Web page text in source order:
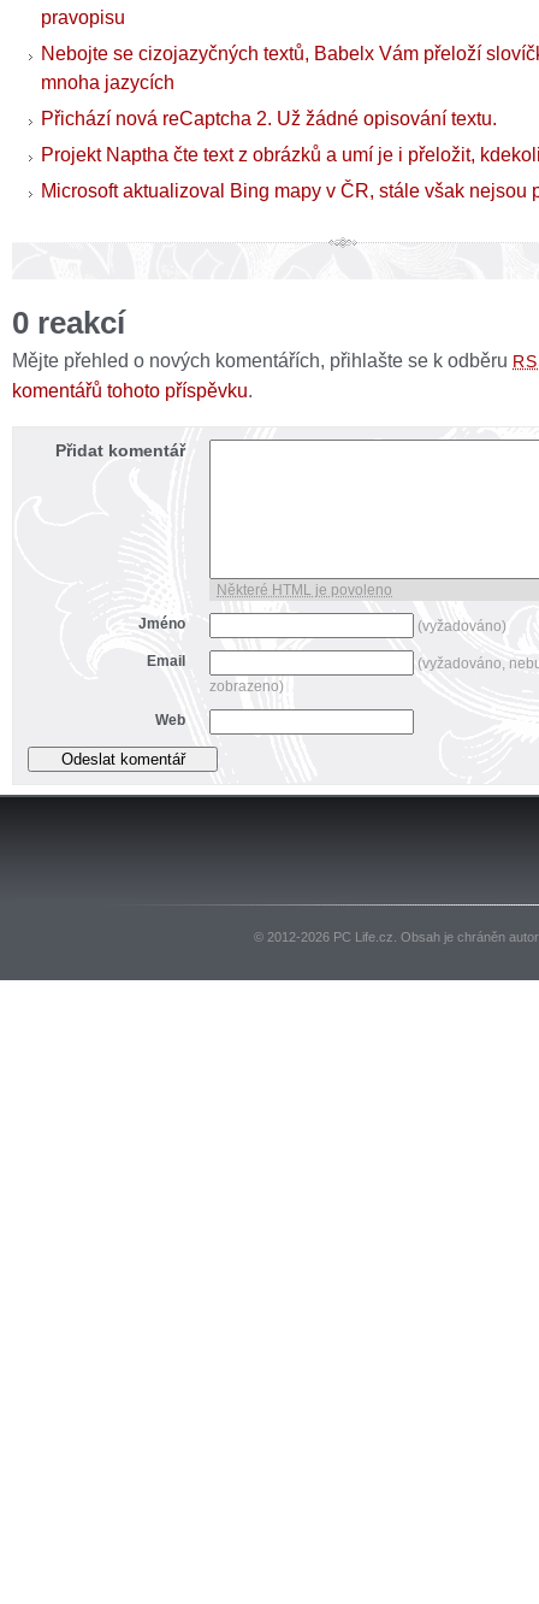
pravopisu
Nebojte se cizojazyčných textů, Babelx Vám přeloží
mnoha jazycích
Přichází nová reCaptcha 2. Už žádné opisování textu.
Projekt Naptha čte text z obrázků a umí je i přeložit,
Microsoft aktualizoval Bing mapy v ČR, stále však nejsou
0 reakcí
Mějte přehled o nových komentářích, přihlašte se k odběru
komentářů tohoto příspěvku.
Přidat komentář
Některé HTML je povoleno
Jméno
(vyžadováno)
Email
(vyžadováno,
zobrazeno)
Web
© 2012-2026 PC Life.cz. Obsah je chráněn